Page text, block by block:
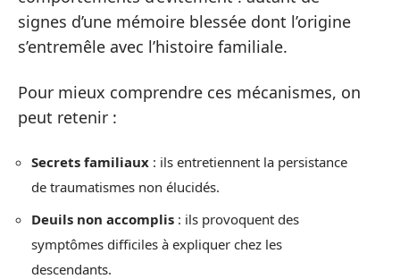
signes d’une mémoire blessée dont l’origine
s’entremêle avec l’histoire familiale.
Pour mieux comprendre ces mécanismes, on
peut retenir :
Secrets familiaux : ils entretiennent la persistance
de traumatismes non élucidés.
Deuils non accomplis : ils provoquent des
symptômes difficiles à expliquer chez les
descendants.